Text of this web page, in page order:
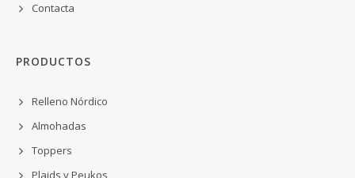
Contacta
PRODUCTOS
Relleno Nórdico
Almohadas
Toppers
Plaids y Peukos